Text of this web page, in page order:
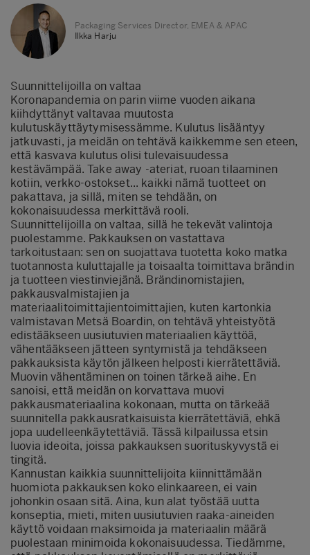
Packaging Services Director, EMEA & APAC
Ilkka Harju
Suunnittelijoilla on valtaa
Koronapandemia on parin viime vuoden aikana
kiihdyttänyt valtavaa muutosta
kulutuskäyttäytymisessämme. Kulutus lisääntyy
jatkuvasti, ja meidän on tehtävä kaikkemme sen eteen,
että kasvava kulutus olisi tulevaisuudessa
kestävämpää. Take away -ateriat, ruoan tilaaminen
kotiin, verkko-ostokset... kaikki nämä tuotteet on
pakattava, ja sillä, miten se tehdään, on
kokonaisuudessa merkittävä rooli.
Suunnittelijoilla on valtaa, sillä he tekevät valintoja
puolestamme. Pakkauksen on vastattava
tarkoitustaan: sen on suojattava tuotetta koko matka
tuotannosta kuluttajalle ja toisaalta toimittava brändin
ja tuotteen viestinviejänä. Brändinomistajien,
pakkausvalmistajien ja
materiaalitoimittajientoimittajien, kuten kartonkia
valmistavan Metsä Boardin, on tehtävä yhteistyötä
edistääkseen uusiutuvien materiaalien käyttöä,
vähentääkseen jätteen syntymistä ja tehdäkseen
pakkauksista käytön jälkeen helposti kierrätettäviä.
Muovin vähentäminen on toinen tärkeä aihe. En
sanoisi, että meidän on korvattava muovi
pakkausmateriaalina kokonaan, mutta on tärkeää
suunnitella pakkausratkaisuista kierrätettäviä, ehkä
jopa uudelleenkäytettäviä. Tässä kilpailussa etsin
luovia ideoita, joissa pakkauksen suorituskyvystä ei
tingitä.
Kannustan kaikkia suunnittelijoita kiinnittämään
huomiota pakkauksen koko elinkaareen, ei vain
johonkin osaan sitä. Aina, kun alat työstää uutta
konseptia, mieti, miten uusiutuvien raaka-aineiden
käyttö voidaan maksimoida ja materiaalin määrä
puolestaan minimoida kokonaisuudessa. Tiedämme,